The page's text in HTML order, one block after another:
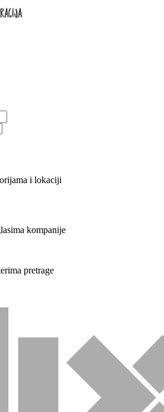
i lokaciji
kompanije
pretrage